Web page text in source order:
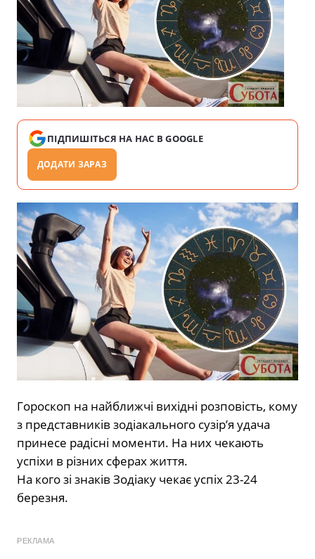
ПІДПИШІТЬСЯ НА НАС В GOOGLE
ДОДАТИ ЗАРАЗ
Гороскоп на найближчі вихідні розповість, кому
з представників зодіакального сузір’я удача
принесе радісні моменти. На них чекають
успіхи в різних сферах життя.
На кого зі знаків Зодіаку чекає успіх 23-24
березня.
РЕКЛАМА